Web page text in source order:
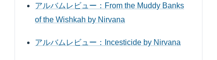
アルバムレビュー：From the Muddy Banks
of the Wishkah by Nirvana
アルバムレビュー：Incesticide by Nirvana